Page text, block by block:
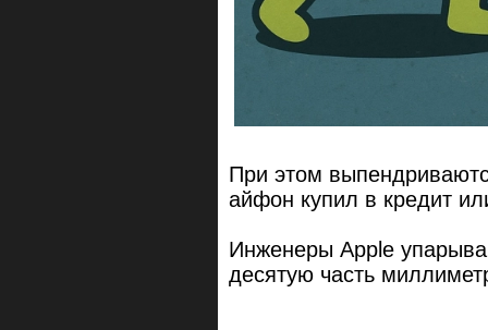
При этом
айфон купил в кредит
Инженеры Apple
десятую часть